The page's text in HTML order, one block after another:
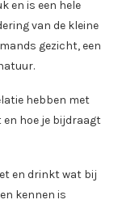
en is een hele
van de kleine
gezicht, een
hebben met
en hoe je bijdraagt
en drinkt wat bij
kennen is